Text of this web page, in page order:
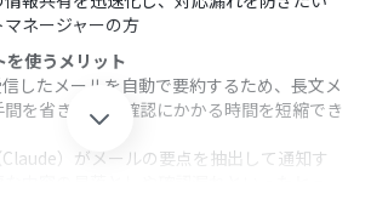
ネージャーの方
使うメリット
したメールを自動で要約するため、長文メ
を省き、情報確認にかかる時間を短縮でき
）がメールの要点を抽出して通知す